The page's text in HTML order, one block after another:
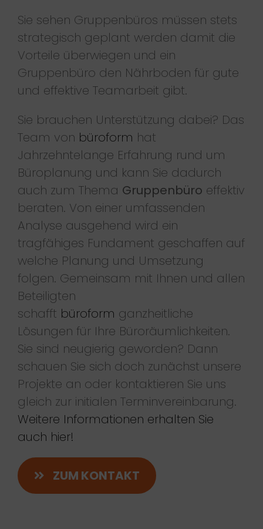
Sie sehen Gruppenbüros müssen stets
strategisch geplant werden damit die
Vorteile überwiegen und ein
Gruppenbüro den Nährboden für gute
und effektive Teamarbeit gibt.
Sie brauchen Unterstützung dabei? Das
Team von büroform hat
Jahrzehntelange Erfahrung rund um
Büroplanung und kann Sie dadurch
auch zum Thema Gruppenbüro effektiv
beraten. Von einer umfassenden
Analyse ausgehend wird ein
tragfähiges Fundament geschaffen auf
welche Planung und Umsetzung
folgen. Gemeinsam mit Ihnen und allen
Beteiligten
schafft büroform ganzheitliche
Lösungen für Ihre Büroräumlichkeiten.
Sie sind neugierig geworden? Dann
schauen Sie sich doch zunächst unsere
Projekte an oder kontaktieren Sie uns
gleich zur initialen Terminvereinbarung.
Weitere Informationen erhalten Sie
auch hier!
ZUM KONTAKT